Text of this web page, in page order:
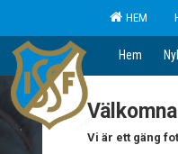
HEM
Hem
Vi är ett gäng